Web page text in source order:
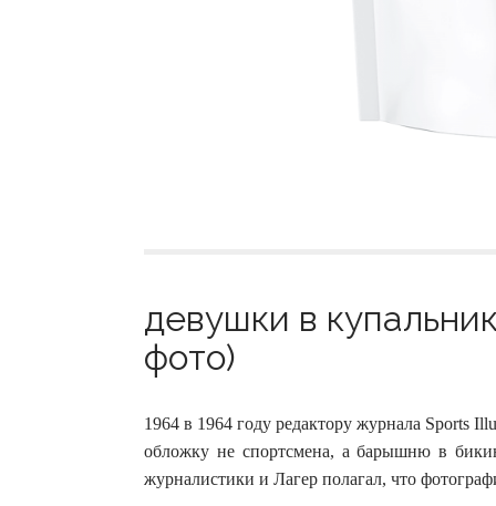
девушки в
фото)
1964 в 1964 году редактору журнала Sports
обложку не спортсмена, а барышню в
журналистики и Лагер полагал, что